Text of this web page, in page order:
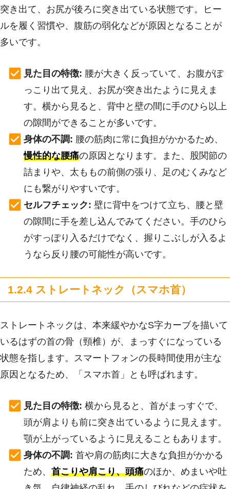
突き出て、お尻が後ろに突き出ている状態です。ヒー
ルを履く習慣や、腹筋の弱化などが原因となることが
多いです。
見た目の特徴: 腰が大きく反っていて、お腹がぽ
っこり出て見え、お尻が突き出たように見えま
す。横から見ると、背中と壁の間に手のひら以上
の隙間ができることが多いです。
身体の不調: 腰の筋肉に常に負担がかかるため、
慢性的な腰痛の原因となります。また、股関節の
詰まりや、太ももの前側の張り、足のむくみなど
にも繋がりやすいです。
セルフチェック: 壁に背中をつけて立ち、腰と壁
の隙間に手を差し込んでみてください。手のひら
がすっぽり入るだけでなく、握りこぶしが入るよ
うなら反り腰の可能性が高いです。
1.2.4 ストレートネック（スマホ首）
ストレートネックは、本来緩やかなS字カーブを描いて
いるはずの首の骨（頸椎）が、まっすぐになっている
状態を指します。スマートフォンの長時間使用が主な
原因となるため、「スマホ首」とも呼ばれます。
見た目の特徴: 横から見ると、首がまっすぐで、
頭が肩よりも前に突き出ているように見えます。
顎が上がっているように見えることもあります。
身体の不調: 首や肩の筋肉に大きな負担がかかる
ため、首こりや肩こり、頭痛のほか、めまいや吐